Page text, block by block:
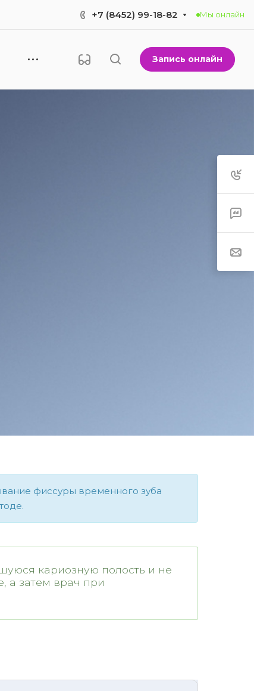
+7 (8452) 99-18-82 Мы онлайн
Запись онлайн
фиссуры временного зуба
кариозную полость и не
а затем врач при